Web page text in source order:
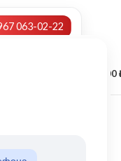
063-02-22
0,00